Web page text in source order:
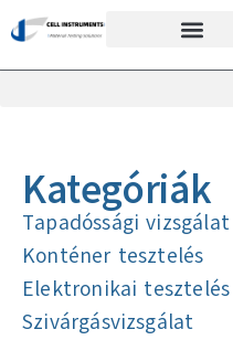
Kategóriák
Tapadóssági vizsgálat
Konténer tesztelés
Elektronikai tesztelés
Szivárgásvizsgálat